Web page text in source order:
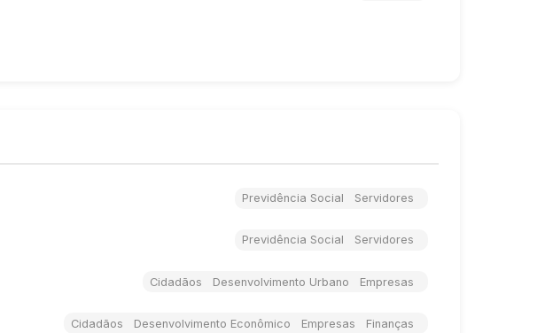
Previdência Social Servidores
Previdência Social Servidores
Cidadãos Desenvolvimento Urbano Empresas
Cidadãos Desenvolvimento Econômico Empresas Finanças